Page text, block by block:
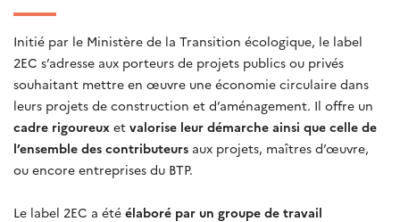
Initié par le Ministère de la Transition écologique, le label
2EC s’adresse aux porteurs de projets publics ou privés
souhaitant mettre en œuvre une économie circulaire dans
leurs projets de construction et d’aménagement. Il offre un
cadre rigoureux et valorise leur démarche ainsi que celle de
l’ensemble des contributeurs aux projets, maîtres d’œuvre,
ou encore entreprises du BTP.
Le label 2EC a été élaboré par un groupe de travail